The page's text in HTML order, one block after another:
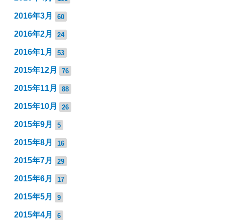
2016年3月 60
2016年2月 24
2016年1月 53
2015年12月 76
2015年11月 88
2015年10月 26
2015年9月 5
2015年8月 16
2015年7月 29
2015年6月 17
2015年5月 9
2015年4月 6